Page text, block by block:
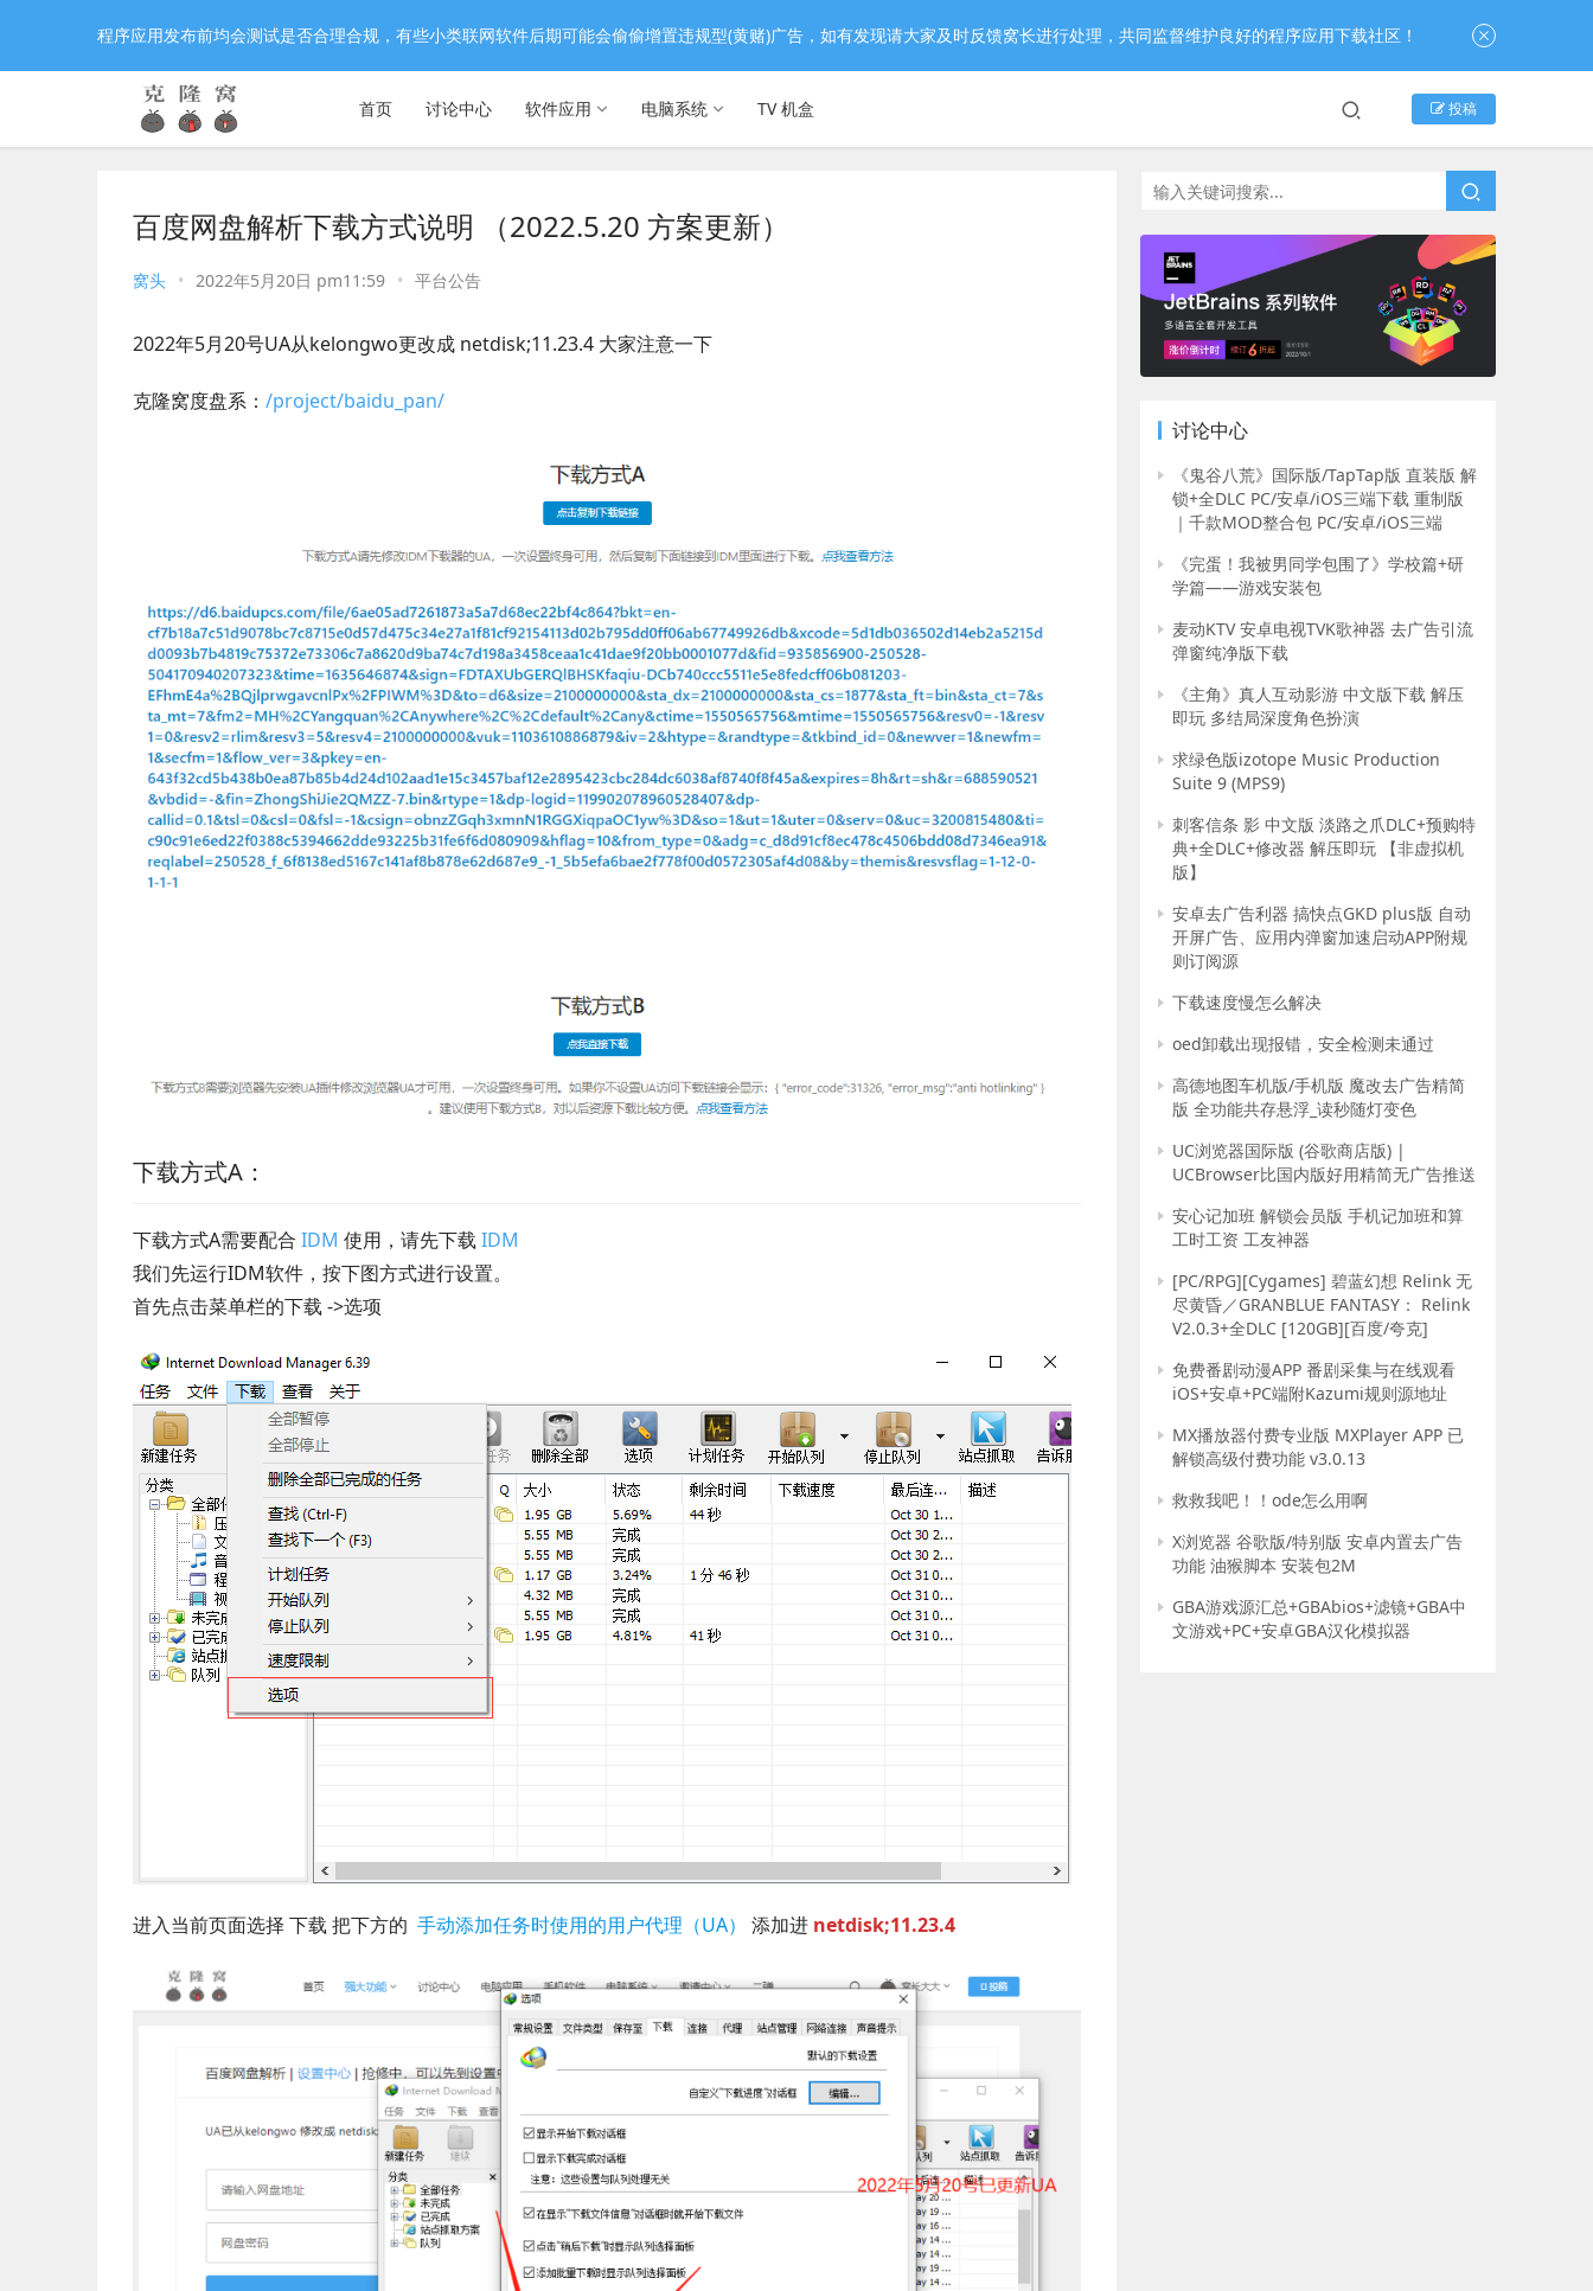
首页 讨论中心 软件应用 电脑系统 TV 机盒 投稿
百度网盘解析下载方式说明 （2022.5.20 方案更新）
窝头 • 2022年5月20日 pm11:59 • 平台公告
2022年5月20号UA从kelongwo更改成 netdisk;11.23.4 大家注意一下
克隆窝度盘系： /project/baidu_pan/
下载方式A：
下载方式A需要配合 IDM 使用，请先下载 IDM
我们先运行IDM软件，按下图方式进行设置。
首先点击菜单栏的下载 ->选项
进入当前页面选择 下载 把下方的 手动添加任务时使用的用户代理（UA） 添加进 netdisk;11.23.4
讨论中心
《鬼谷八荒》国际版/TapTap版 直装版 解
锁+全DLC PC/安卓/iOS三端下载 重制版
｜千款MOD整合包 PC/安卓/iOS三端
《完蛋！我被男同学包围了》学校篇+研
学篇——游戏安装包
麦动KTV 安卓电视TVK歌神器 去广告引流
弹窗纯净版下载
《主角》真人互动影游 中文版下载 解压
即玩 多结局深度角色扮演
求绿色版izotope Music Production
Suite 9 (MPS9)
刺客信条 影 中文版 淡路之爪DLC+预购特
典+全DLC+修改器 解压即玩 【非虚拟机
版】
安卓去广告利器 搞快点GKD plus版 自动
开屏广告、应用内弹窗加速启动APP附规
则订阅源
下载速度慢怎么解决
oed卸载出现报错，安全检测未通过
高德地图车机版/手机版 魔改去广告精简
版 全功能共存悬浮_读秒随灯变色
UC浏览器国际版 (谷歌商店版) |
UCBrowser比国内版好用精简无广告推送
安心记加班 解锁会员版 手机记加班和算
工时工资 工友神器
[PC/RPG][Cygames] 碧蓝幻想 Relink 无
尽黄昏／GRANBLUE FANTASY： Relink
V2.0.3+全DLC [120GB][百度/夸克]
免费番剧动漫APP 番剧采集与在线观看
iOS+安卓+PC端附Kazumi规则源地址
MX播放器付费专业版 MXPlayer APP 已
解锁高级付费功能 v3.0.13
救救我吧！！ode怎么用啊
X浏览器 谷歌版/特别版 安卓内置去广告
功能 油猴脚本 安装包2M
GBA游戏源汇总+GBAbios+滤镜+GBA中
文游戏+PC+安卓GBA汉化模拟器
程序应用发布前均会测试是否合理合规，有些小类联网软件后期可能会偷偷增置违规型(黄赌)广告，如有发现请大家及时反馈窝长进行处理，共同监督维护良好的程序应用下载社区！